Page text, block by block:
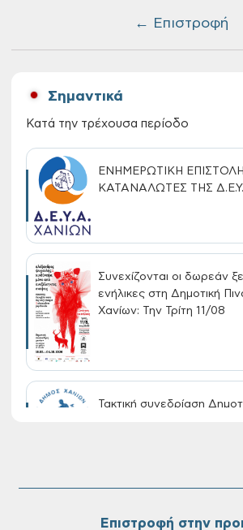
← Επιστροφή
Σημαντικά
Κατά την τρέχουσα περίοδο
ΕΝΗΜΕΡΩΤΙΚΗ
ΚΑΤΑΝΑΛΩΤΕΣ ΤΗΣ
Συνεχίζονται οι δωρεάν
ενήλικες στη Δημοτική
Χανίων: Την Τρίτη 11/08
Τακτική συνεδρίαση
Επαναλειτουργία του
Ονουφρίου
Επιστροφή στην